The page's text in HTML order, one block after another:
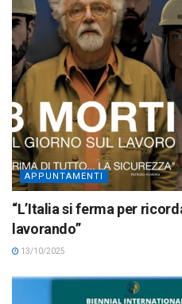
APPUNTAMENTI
“L’Italia si ferma per
lavorando”
13/10/2025